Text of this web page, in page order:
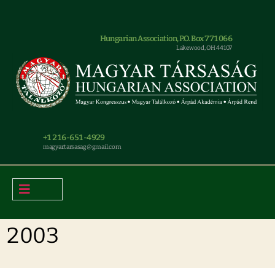
Hungarian Association, P.O. Box 771066
Lakewood, OH 44107
+1 216-651-4929
magyar.tarsasag@gmail.com
2003